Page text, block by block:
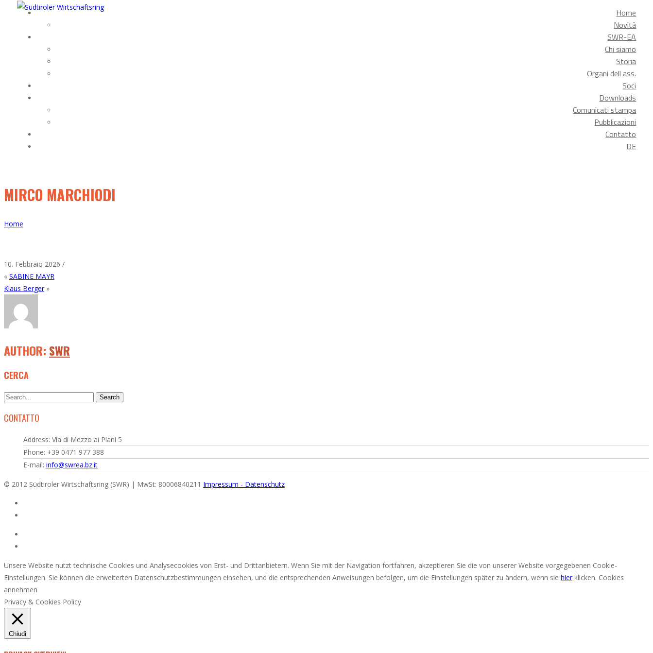
Home
Novità
SWR-EA
Chi siamo
Storia
Organi dell ass.
Soci
Downloads
Comunicati stampa
Pubblicazioni
Contatto
DE
MIRCO MARCHIODI
Home
10. Febbraio 2026 /
« SABINE MAYR
Klaus Berger»
AUTHOR: SWR
CERCA
CONTATTO
Address: Via di Mezzo ai Piani 5
Phone: +39 0471 977 388
E-mail: info@swrea.bz.it
© 2012 Südtiroler Wirtschaftsring (SWR) | MwSt: 80006840211 Impressum - Datenschutz
Unsere Website nutzt technische Cookies und Analysecookies von Erst- und Drittanbietern. Wenn Sie mit der Navigation fortfahren, akzeptieren Sie die von unserer Website vorgegebenen Cookie-
Einstellungen. Sie können die erweiterten Datenschutzbestimmungen einsehen, und die entsprechenden Anweisungen befolgen, um die Einstellungen später zu ändern, wenn sie hierklicken. Cookies
annehmen
Privacy & Cookies Policy
Chiudi